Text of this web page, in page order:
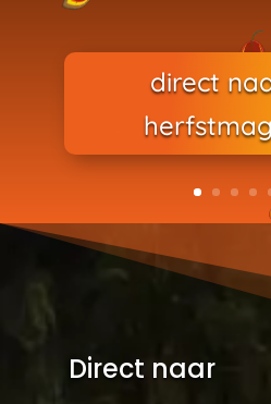
direct
Direct naar